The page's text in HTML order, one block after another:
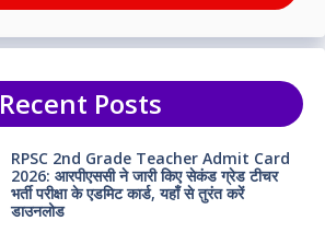
Recent Posts
RPSC 2nd Grade Teacher Admit Card
2026: आरपीएससी ने जारी किए सेकंड ग्रेड टीचर
भर्ती परीक्षा के एडमिट कार्ड, यहाँ से तुरंत करें
डाउनलोड